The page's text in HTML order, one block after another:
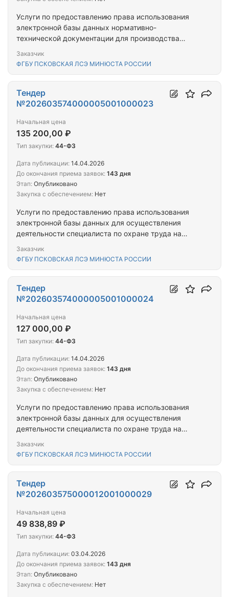
Услуги по предоставлению права использования
электронной базы данных нормативно-
технической документации для производства
Заказчик
ФГБУ ПСКОВСКАЯ ЛСЭ МИНЮСТА РОССИИ
Услуги по предоставлению права использования
электронной базы данных для осуществления
деятельности специалиста по охране труда на
Заказчик
ФГБУ ПСКОВСКАЯ ЛСЭ МИНЮСТА РОССИИ
Тендер
№202603574000005001000023
Начальная цена
135 200,00 ₽
Тип закупки: 44-ФЗ
Дата публикации: 14.04.2026
До окончания приема заявок: 143 дня
Этап: Опубликовано
Закупка с обеспечением: Нет
Услуги по предоставлению права использования
электронной базы данных для осуществления
деятельности специалиста по охране труда на
Заказчик
ФГБУ ПСКОВСКАЯ ЛСЭ МИНЮСТА РОССИИ
Тендер
№202603574000005001000024
Начальная цена
127 000,00 ₽
Тип закупки: 44-ФЗ
Дата публикации: 14.04.2026
До окончания приема заявок: 143 дня
Этап: Опубликовано
Закупка с обеспечением: Нет
Тендер
№202603575000012001000029
Начальная цена
49 838,89 ₽
Тип закупки: 44-ФЗ
Дата публикации: 03.04.2026
До окончания приема заявок: 143 дня
Этап: Опубликовано
Закупка с обеспечением: Нет